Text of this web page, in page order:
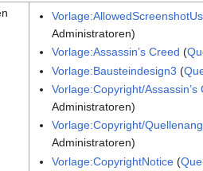
Administratoren)
Vorlage:Assassin’s Creed (
Vorlage:Bausteindesign3 (
Vorlage:Copyright/Assassin’s
Administratoren)
Vorlage:Copyright/
Administratoren)
Vorlage:CopyrightNotice(